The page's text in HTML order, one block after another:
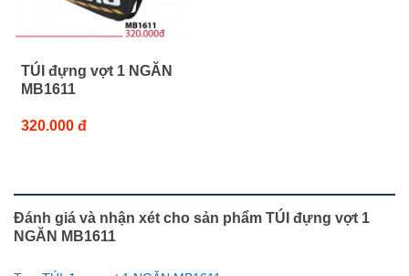
TÚI đựng vợt 1 NGĂN
MB1611
320.000 đ
Đánh giá và nhận xét cho sản phẩm TÚI đựng vợt 1
NGĂN MB1611